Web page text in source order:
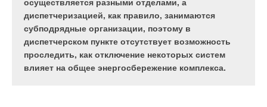
диспетчеризацией, как правило, занимаются
субподрядные организации, поэтому в
диспетчерском пункте отсутствует возможность
проследить, как отключение некоторых систем
влияет на общее энергосбережение комплекса.
существуют эффективные способы
минимизировать протяженность воздуховодов.
Существуют разные модели отопления и/или вентиляции
Из солнечных зеркал